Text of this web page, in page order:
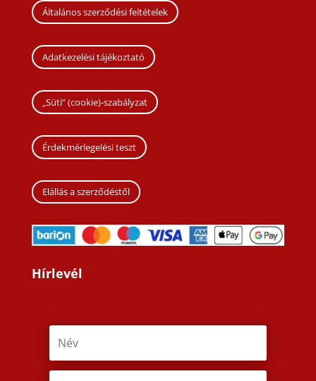
Általános szerződési feltételek
Adatkezelési tájékoztató
„Süti” (cookie)-szabályzat
Érdekmérlegelési teszt
Elállás a szerződéstől
Hírlevél